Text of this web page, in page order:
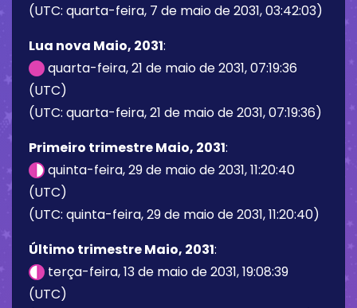
(UTC: quarta-feira, 7 de maio de 2031, 03:42:03)
Lua nova Maio, 2031:
quarta-feira, 21 de maio de 2031, 07:19:36
(UTC)
(UTC: quarta-feira, 21 de maio de 2031, 07:19:36)
Primeiro trimestre Maio, 2031:
quinta-feira, 29 de maio de 2031, 11:20:40
(UTC)
(UTC: quinta-feira, 29 de maio de 2031, 11:20:40)
Último trimestre Maio, 2031:
terça-feira, 13 de maio de 2031, 19:08:39
(UTC)